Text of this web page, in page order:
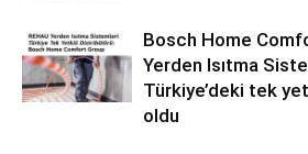
Bosch Home
Yerden Isıtma
Türkiye’deki tek
oldu